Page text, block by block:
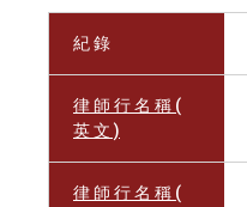
紀 錄
律 師 行 名 稱 (
英 文 )
律 師 行 名 稱 (